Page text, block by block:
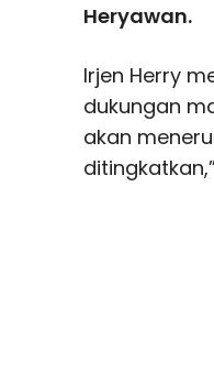
Heryawan.
Irjen Herry
dukungan
akan